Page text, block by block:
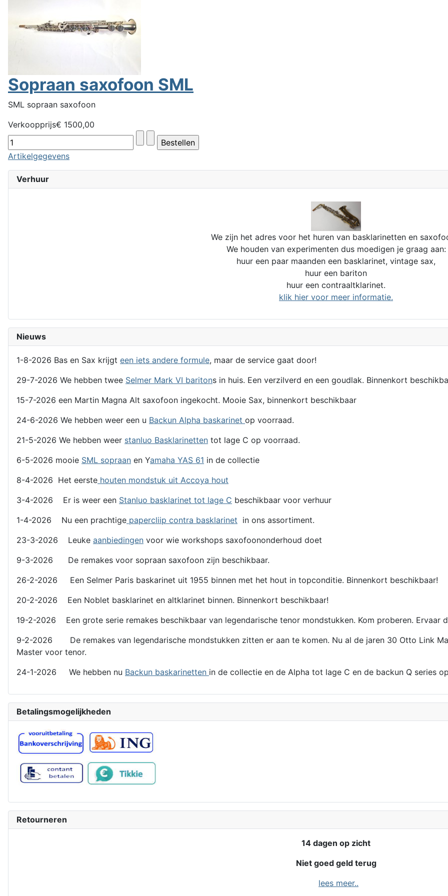
Verhuur
We zijn het adres voor het huren van basklarinetten en
We houden van experimenten dus moedigen je graag aan:
huur een paar maanden een basklarinet, vintage sax,
huur een bariton
huur een contraaltklarinet.
klik hier voor meer informatie.
Nieuws
1-8-2026 Bas en Sax krijgt een iets andere formule, maar de service gaat door!
29-7-2026 We hebben twee Selmer Mark VI baritons in huis. Een verzilverd en een goudlak. Binnenkort
15-7-2026 een Martin Magna Alt saxofoon ingekocht. Mooie Sax, binnenkort beschikbaar
24-6-2026 We hebben weer een u Backun Alpha baskarinet op voorraad.
21-5-2026 We hebben weer stanluo Basklarinetten tot lage C op voorraad.
6-5-2026 mooie SML sopraan en Yamaha YAS 61 in de collectie
8-4-2026 Het eerste houten mondstuk uit Accoya hout
3-4-2026 Er is weer een Stanluo basklarinet tot lage C beschikbaar voor verhuur
1-4-2026 Nu een prachtige papercliip contra basklarinet in ons assortiment.
23-3-2026 Leuke aanbiedingen voor wie workshops saxofoononderhoud doet
9-3-2026 De remakes voor sopraan saxofoon zijn beschikbaar.
26-2-2026 Een Selmer Paris baskarinet uit 1955 binnen met het hout in topconditie. Binnenkort beschikbaar!
20-2-2026 Een Noblet basklarinet en altklarinet binnen. Binnenkort beschikbaar!
19-2-2026 Een grote serie remakes beschikbaar van legendarische tenor mondstukken. Kom proberen. Ervaar
9-2-2026 De remakes van legendarische mondstukken zitten er aan te komen. Nu al de jaren 30 Otto Link
Master voor tenor.
24-1-2026 We hebben nu Backun baskarinetten in de collectie en de Alpha tot lage C en de backun Q series
Betalingsmogelijkheden
Retourneren
14 dagen op zicht
Niet goed geld terug
lees meer..
Sopraan saxofoon SML
SML sopraan saxofoon
Verkoopprijs€ 1500,00
Artikelgegevens